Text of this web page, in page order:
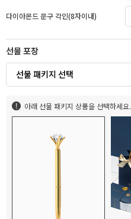
다이아몬드 문구 각인(8자이내)
선물 포장
선물 패키지 선택
아래 선물 패키지 상품을 선택하세요.